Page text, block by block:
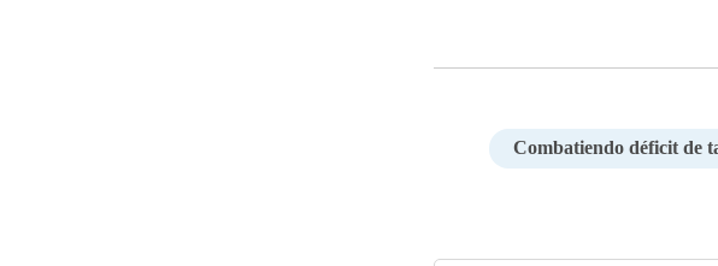
Combatiendo déficit de